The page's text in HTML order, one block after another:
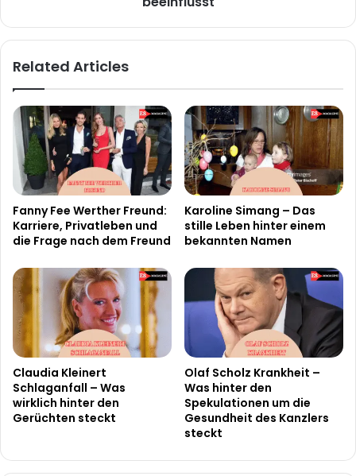
Related Articles
Fanny Fee Werther Freund:
Karriere, Privatleben und
die Frage nach dem Freund
Karoline Simang – Das
stille Leben hinter einem
bekannten Namen
Claudia Kleinert
Schlaganfall – Was
wirklich hinter den
Gerüchten steckt
Olaf Scholz Krankheit –
Was hinter den
Spekulationen um die
Gesundheit des Kanzlers
steckt